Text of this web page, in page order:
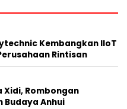
Kembangkan IIoT
Rintisan
Xidi, Rombongan
Budaya Anhui